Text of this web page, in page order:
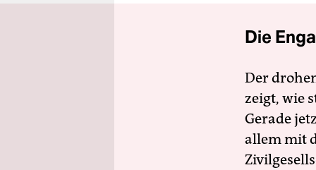
Die
Der
zeigt, wie
Gerade
allem mit